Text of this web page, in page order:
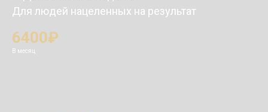
Для людей нацеленных на результат
6400₽
В месяц